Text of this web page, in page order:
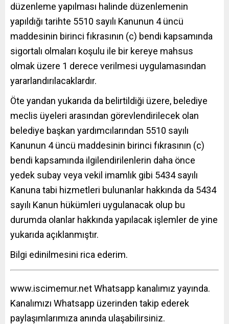
düzenleme yapılması halinde düzenlemenin
yapıldığı tarihte 5510 sayılı Kanunun 4 üncü
maddesinin birinci fıkrasının (c) bendi kapsamında
sigortalı olmaları koşulu ile bir kereye mahsus
olmak üzere 1 derece verilmesi uygulamasından
yararlandırılacaklardır.
Öte yandan yukarıda da belirtildiği üzere, belediye
meclis üyeleri arasından görevlendirilecek olan
belediye başkan yardımcılarından 5510 sayılı
Kanunun 4 üncü maddesinin birinci fıkrasının (c)
bendi kapsamında ilgilendirilenlerin daha önce
yedek subay veya vekil imamlık gibi 5434 sayılı
Kanuna tabi hizmetleri bulunanlar hakkında da 5434
sayılı Kanun hükümleri uygulanacak olup bu
durumda olanlar hakkında yapılacak işlemler de yine
yukarıda açıklanmıştır.
Bilgi edinilmesini rica ederim.
www.iscimemur.netWhatsapp kanalımız yayında.
Kanalımızı Whatsapp üzerinden takip ederek
paylaşımlarımıza anında ulaşabilirsiniz.